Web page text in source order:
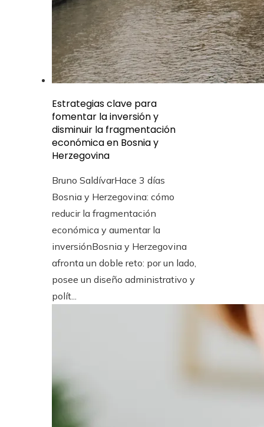
Estrategias clave para
fomentar la inversión y
disminuir la fragmentación
económica en Bosnia y
Herzegovina
Bruno SaldívarHace 3 días
Bosnia y Herzegovina: cómo
reducir la fragmentación
económica y aumentar la
inversiónBosnia y Herzegovina
afronta un doble reto: por un lado,
posee un diseño administrativo y
polít...